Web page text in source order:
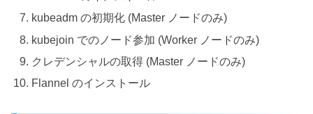
kubeadm の初期化 (Master ノードのみ)
kubejoin でのノード参加 (Worker ノードのみ)
クレデンシャルの取得 (Master ノードのみ)
Flannel のインストール